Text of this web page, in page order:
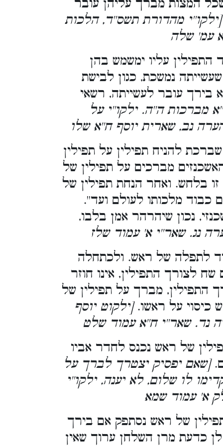
המצות מברך עליהן עובר
מהדורת תשס''ד, הלכות
עמ' שלה
עליו ימשמש בהן
נמשכת, כגון לבישת
בירך עובר לעשייתה, רשאי
מברכות ה''ה. ילקו''י על
נב, שארית יוסף ח''א שלו
להניח תפילין על תפילין
מברכים על תפילין של
בלחש. ואחר הנחת תפילין של
כבוד מלכותו לעולם ועד''.
נכון שיהרהר אמן בלבו,
נג. שאר''י א' עמוד שלז
לתפלה של ראש. ולכתחלה
לצורך התפילין, אינו חוזר
התפילין, מברך על תפילין של
כיסוי על ראשו.[ילקוט יוסף
נד. שאר''י ח''א עמוד שלט
של ראש נכנס לחדר אביו
[שאם יפסיק יצטרך לברך על
לו שלום, לא יענה, ילקו''י
א' עמוד שמא
של ראש נסתפק אם בירך
כדעת מרן השלחן ערוך שאין